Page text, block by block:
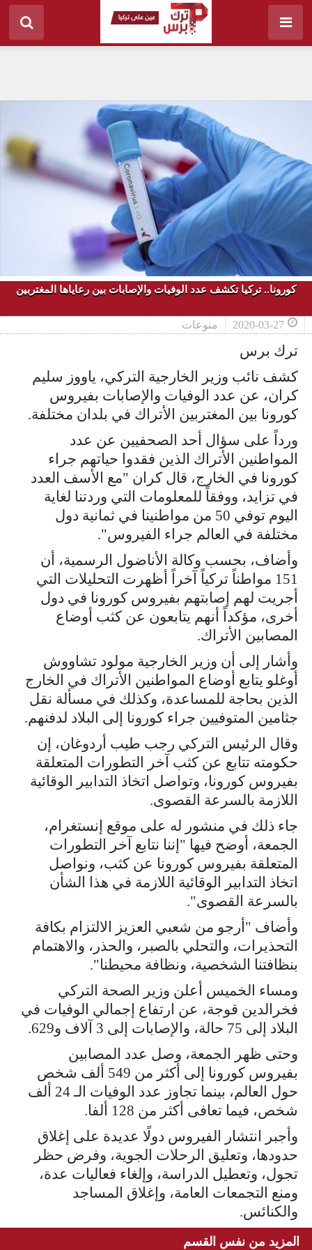
كورونا.. تركيا تكشف عدد الوفيات والإصابات بين رعاياها المغتربين
2020-03-27 منوعات
ترك برس
كشف نائب وزير الخارجية التركي، ياووز سليم
كران، عن عدد الوفيات والإصابات بفيروس
كورونا بين المغتربين الأتراك في بلدان مختلفة.
ورداً على سؤال أحد الصحفيين عن عدد
المواطنين الأتراك الذين فقدوا حياتهم جراء
كورونا في الخارج، قال كران "مع الأسف العدد
في تزايد، ووفقاً للمعلومات التي وردتنا لغاية
اليوم توفي 50 من مواطنينا في ثمانية دول
مختلفة في العالم جراء الفيروس".
وأضاف، بحسب وكالة الأناضول الرسمية، أن
151 مواطناً تركياً آخراً أظهرت التحليلات التي
أجريت لهم إصابتهم بفيروس كورونا في دول
أخرى، مؤكداً أنهم يتابعون عن كثب أوضاع
المصابين الأتراك.
وأشار إلى أن وزير الخارجية مولود تشاووش
أوغلو يتابع أوضاع المواطنين الأتراك في الخارج
الذين بحاجة للمساعدة، وكذلك في مسألة نقل
جثامين المتوفيين جراء كورونا إلى البلاد لدفنهم.
وقال الرئيس التركي رجب طيب أردوغان، إن
حكومته تتابع عن كثب آخر التطورات المتعلقة
بفيروس كورونا، وتواصل اتخاذ التدابير الوقائية
اللازمة بالسرعة القصوى.
جاء ذلك في منشور له على موقع إنستغرام،
الجمعة، أوضح فيها "إننا نتابع آخر التطورات
المتعلقة بفيروس كورونا عن كثب، ونواصل
اتخاذ التدابير الوقائية اللازمة في هذا الشأن
بالسرعة القصوى".
وأضاف "أرجو من شعبي العزيز الالتزام بكافة
التحذيرات، والتحلي بالصبر، والحذر، والاهتمام
بنظافتنا الشخصية، ونظافة محيطنا".
ومساء الخميس أعلن وزير الصحة التركي
فخرالدين قوجة، عن ارتفاع إجمالي الوفيات في
البلاد إلى 75 حالة، والإصابات إلى 3 آلاف و629.
وحتى ظهر الجمعة، وصل عدد المصابين
بفيروس كورونا إلى أكثر من 549 ألف شخص
حول العالم، بينما تجاوز عدد الوفيات الـ 24 ألف
شخص، فيما تعافى أكثر من 128 ألفا.
وأجبر انتشار الفيروس دولًا عديدة على إغلاق
حدودها، وتعليق الرحلات الجوية، وفرض حظر
تجول، وتعطيل الدراسة، وإلغاء فعاليات عدة،
ومنع التجمعات العامة، وإغلاق المساجد
والكنائس.
المزيد من نفس القسم